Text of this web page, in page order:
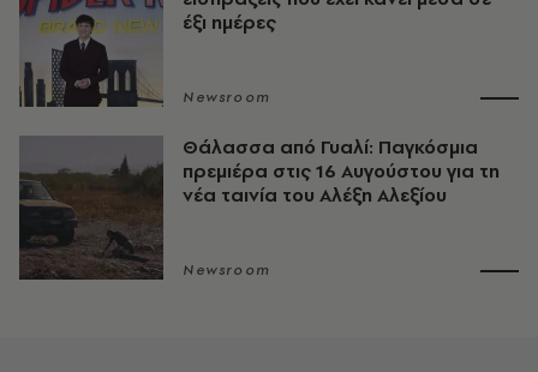
έξι ημέρες
Newsroom
Θάλασσα από Γυαλί: Παγκόσμια
πρεμιέρα στις 16 Αυγούστου για τη
νέα ταινία του Αλέξη Αλεξίου
Newsroom